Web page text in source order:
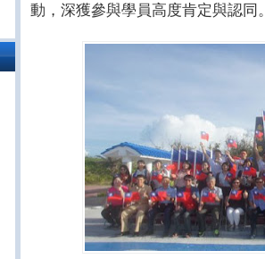
動，深獲參與學員高度肯定與認同